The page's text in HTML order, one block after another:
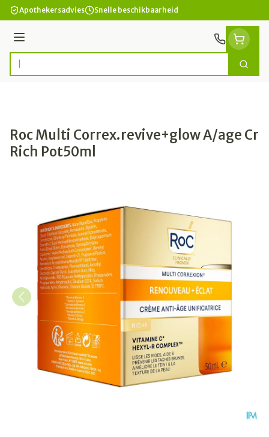
Ga naar de inhoud
Apothekersadvies Snelle beschikbaarheid
Menu
Product, merk, categorie... Zoek
Roc Multi Correx.revive+glow A/age Cr
Rich Pot50ml